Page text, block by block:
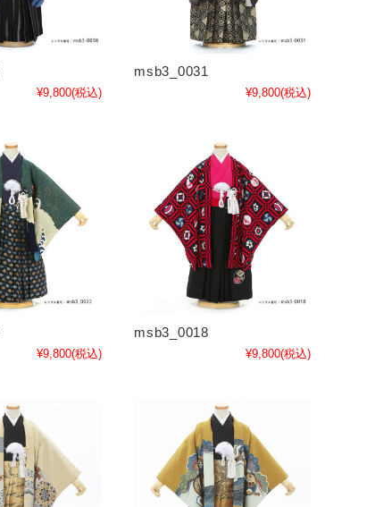
¥9,800(税込)
msb3_0031
¥9,800(税込)
¥9,800(税込)
msb3_0018
¥9,800(税込)